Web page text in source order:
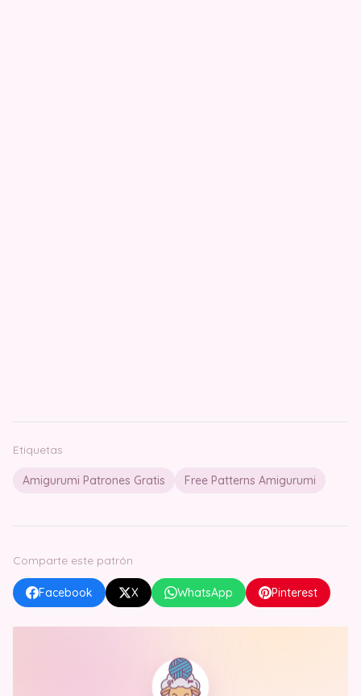
Etiquetas
Amigurumi Patrones Gratis Free Patterns Amigurumi
Comparte este patrón
Facebook X WhatsApp Pinterest